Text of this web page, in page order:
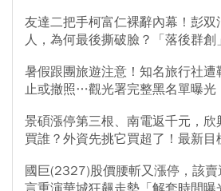
友達二把手柯富仁裸辭內幕！彭
人，為何最後撕破臉？「落後群創
暑假跟團旅遊注意！知名旅行社
止或撤照…觀光署完整黑名單曝光
景碩漲停第三根、南電返千元，
買誰？外資先挑它買超了！最新目
國巨(2327)股價腰斬又漲停，該